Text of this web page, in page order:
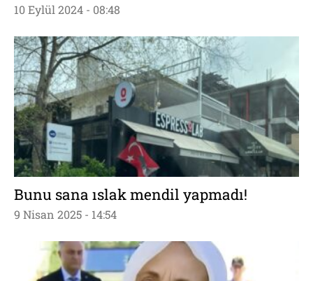
10 Eylül 2024 - 08:48
Bunu sana ıslak mendil yapmadı!
9 Nisan 2025 - 14:54